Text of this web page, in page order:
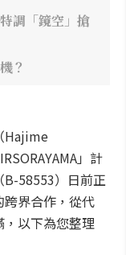
調「鏡空」搶
？
Hajime
」計
58553）日前正
界合作，從代
以下為您整理